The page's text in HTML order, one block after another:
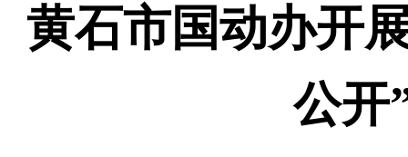
黄石市国动办开
公开